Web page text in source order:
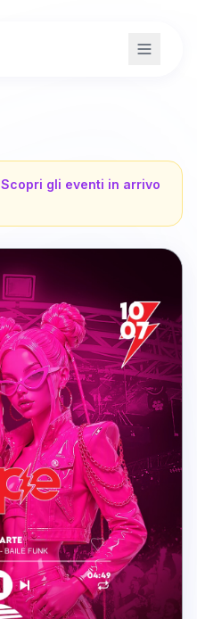
Scopri gli eventi in arrivo